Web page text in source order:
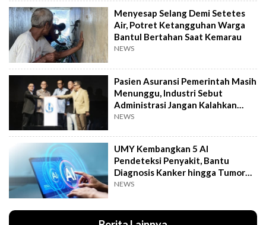
Menyesap Selang Demi Setetes
Air, Potret Ketangguhan Warga
Bantul Bertahan Saat Kemarau
NEWS
Pasien Asuransi Pemerintah Masih
Menunggu, Industri Sebut
Administrasi Jangan Kalahkan
Kemanusiaan
NEWS
UMY Kembangkan 5 AI
Pendeteksi Penyakit, Bantu
Diagnosis Kanker hingga Tumor
Otak Lebih Cepat
NEWS